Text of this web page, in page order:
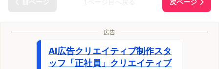
広告
AI広告クリエイティブ制作スタ
ッフ「正社員」クリエイティブ